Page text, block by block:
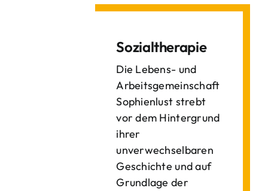
Sozialtherapie
Die Lebens- und
Arbeitsgemeinschaft
Sophienlust strebt
vor dem Hintergrund
ihrer
unverwechselbaren
Geschichte und auf
Grundlage der